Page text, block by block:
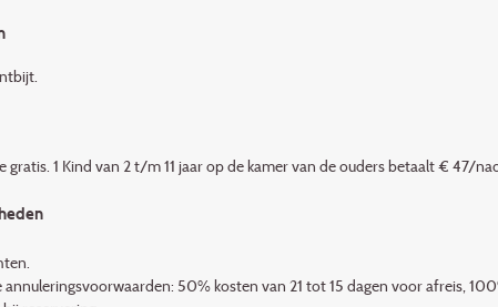
gratis. 1 Kind van 2 t/m 11 jaar op de kamer van de ouders betaalt € 47/
50% kosten van 21 tot 15 dagen voor afreis,